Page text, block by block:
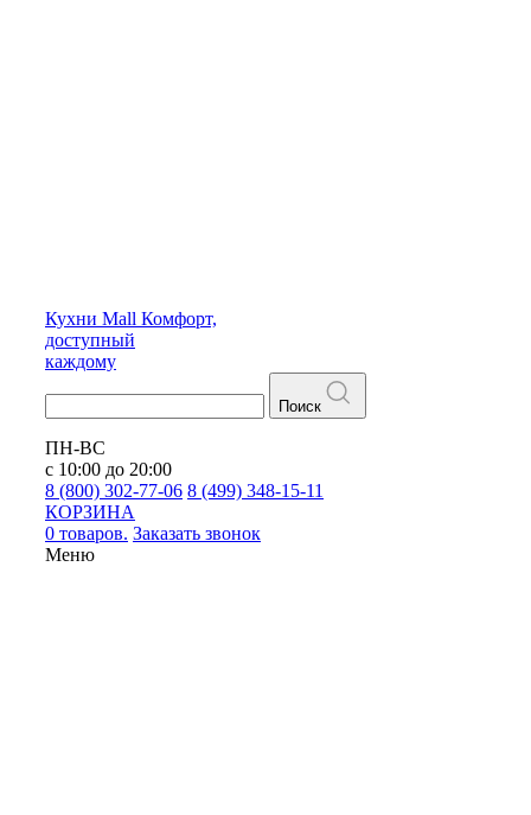
Кухни Mall Комфорт,
доступный
каждому
Поиск
ПН-ВС
с 10:00 до 20:00
8 (800) 302-77-06 8 (499) 348-15-11
КОРЗИНА
0 товаров. Заказать звонок
Меню